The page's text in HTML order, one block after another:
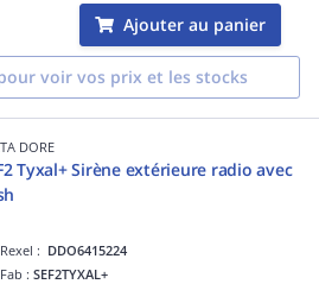
Ajouter au panier
voir vos prix et les stocks
DORE
Sirène extérieure radio avec
: DDO6415224
:SEF2TYXAL+